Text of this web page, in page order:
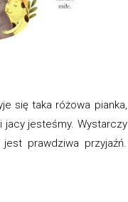
się taka różowa pianka,
jesteśmy. Wystarczy
prawdziwa przyjaźń.